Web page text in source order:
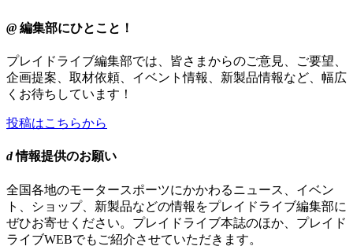
@ 編集部にひとこと！
プレイドライブ編集部では、皆さまからのご意見、ご要望、
企画提案、取材依頼、イベント情報、新製品情報など、幅広
くお待ちしています！
投稿はこちらから
d情報提供のお願い
全国各地のモータースポーツにかかわるニュース、イベン
ト、ショップ、新製品などの情報をプレイドライブ編集部に
ぜひお寄せください。プレイドライブ本誌のほか、プレイド
ライブWEBでもご紹介させていただきます。